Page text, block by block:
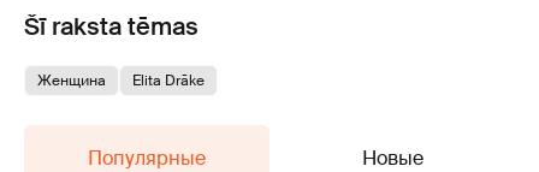
Šī raksta tēmas
Женщина Elita Drāke
Популярные Новые